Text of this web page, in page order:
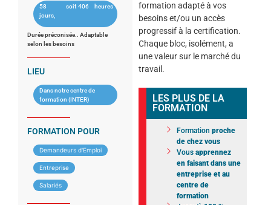
58
jours,
soit 406 heures
Durée préconisée.. Adaptable
selon les besoins
LIEU
Dans notre centre de
formation (INTER)
FORMATION POUR
Demandeurs d'Emploi
Entreprise
Salariés
formation adapté à vos
besoins et/ou un accès
progressif à la certification.
Chaque bloc, isolément, a
une valeur sur le marché du
travail.
LES PLUS DE LA
FORMATION
Formation proche
de chez vous
Vousapprennez
en faisant dans une
entreprise et au
centre de
formation